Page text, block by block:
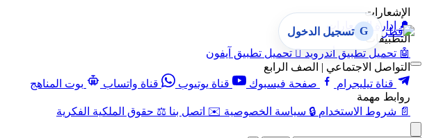
الإشعارات
🔔 إدارة الإشعارات
التطبيقات
🤖 تحميل تطبيق أندرويد  تحميل تطبيق آيفون
التواصل الاجتماعي | الصف الرابع
قناة تيليجرام
صفحة فيسبوك قناة يوتيوب قناة واتساب
بوت المناهج
روابط مهمة
📄 شروط الاستخدام 🔒 سياسة الخصوصية ✉️ اتصل بنا ⚖️ حقوق الملكية الفكرية
G تسجيل الدخول